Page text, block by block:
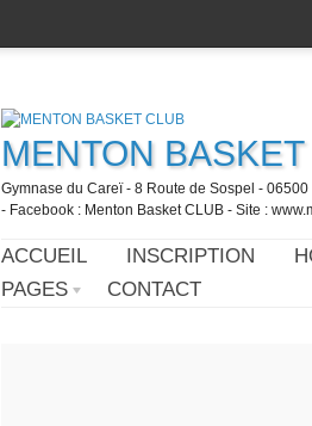
MENTON
Gymnase du Careï - 8 Route de Sospel -
- Facebook : Menton Basket CLUB - Site :
ACCUEIL INSCRIPTION
PAGES
CONTACT